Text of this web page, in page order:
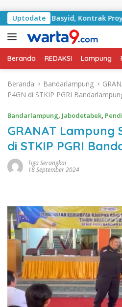
Uptodate
RA Basyid, Kontrak Proyek
Beranda REDAKSI Lampung
Beranda Bandarlampung
P4GN di STKIP PGRI
Bandarlampung, Jabodetabek,
GRANAT Lampung
di STKIP PGRI
Tiga Serangkai
18 September 2024